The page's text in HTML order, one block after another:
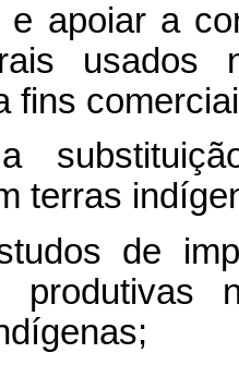
e apoiar a
usados
fins
terras
de
produtivas